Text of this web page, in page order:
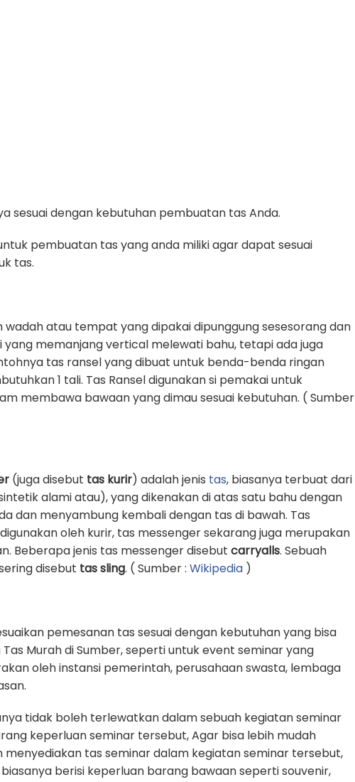
sesuai dengan kebutuhan pembuatan tas Anda.
pembuatan tas yang anda miliki agar dapat sesuai
tas.
wadah atau tempat yang dipakai dipunggung sesesorang dan
yang memanjang vertical melewati bahu, tetapi ada juga
tas ransel yang dibuat untuk benda-benda ringan
1 tali. Tas Ransel digunakan si pemakai untuk
membawa bawaan yang dimau sesuai kebutuhan. ( Sumber
(juga disebut tas kurir) adalah jenis tas, biasanya terbuat dari
alami atau), yang dikenakan di atas satu bahu dengan
dan menyambung kembali dengan tas di bawah. Tas
oleh kurir, tas messenger sekarang juga merupakan
Beberapa jenis tas messenger disebut carryalls. Sebuah
disebut tas sling. ( Sumber : Wikipedia )
pemesanan tas sesuai dengan kebutuhan yang bisa
Murah di Sumber, seperti untuk event seminar yang
oleh instansi pemerintah, perusahaan swasta, lembaga
tidak boleh terlewatkan dalam sebuah kegiatan seminar
keperluan seminar tersebut, Agar bisa lebih mudah
menyediakan tas seminar dalam kegiatan seminar tersebut,
berisi keperluan barang bawaan seperti souvenir,